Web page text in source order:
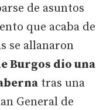
de asuntos
que acaba de
se allanaron
Burgos dio una
tras una
General de